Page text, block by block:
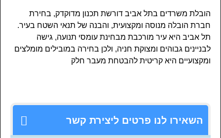
הובלת משרדים בתל אביב דורשת תכנון מדוקדק, בחירת
חברת הובלה מנוסה ומקצועית, והבנה של תנאי השטח בעיר.
תל אביב היא עיר מורכבת מבחינת עומסי תנועה, גישה
לבניינים גבוהים ומצוקת חניה, ולכן בחירה במובילים מומלצים
ומקצועיים היא קריטית להבטחת מעבר חלק
השאירו לנו פרטים ליצירת קשר